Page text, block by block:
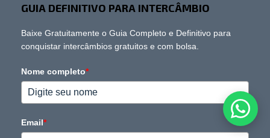
GUIA DEFINITIVO PARA INTERCÂMBIO
Baixe Gratuitamente o Guia Completo e Definitivo para
conquistar intercâmbios gratuitos e com bolsa.
Nome completo*
Email*